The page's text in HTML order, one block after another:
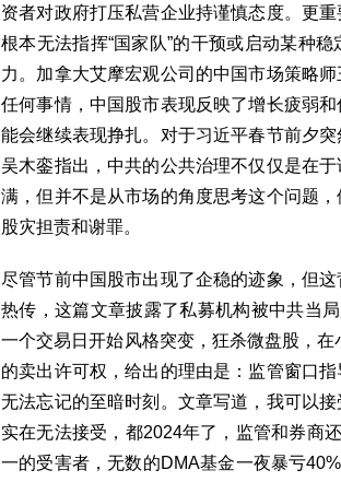
资者对政府打压私营企业持谨慎态度。更
根本无法指挥“国家队”的干预或启动某种
力。加拿大艾摩宏观公司的中国市场策略
任何事情，中国股市表现反映了增长疲弱
能会继续表现挣扎。对于习近平春节前夕
吴木銮指出，中共的公共治理不仅仅是在
满，但并不是从市场的角度思考这个问题
股灾担责和谢罪。
尽管节前中国股市出现了企稳的迹象，但
热传，这篇文章披露了私募机构被中共当
一个交易日开始风格突变，狂杀微盘股，
的卖出许可权，给出的理由是：监管窗口
无法忘记的至暗时刻。文章写道，我可以
实在无法接受，都2024年了，监管和券商
一的受害者，无数的DMA基金一夜暴亏